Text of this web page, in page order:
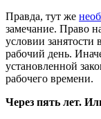
Правда, тут же
замечание. Право
условии
рабочий день.
установленной
рабочего времени.
Через пять лет.